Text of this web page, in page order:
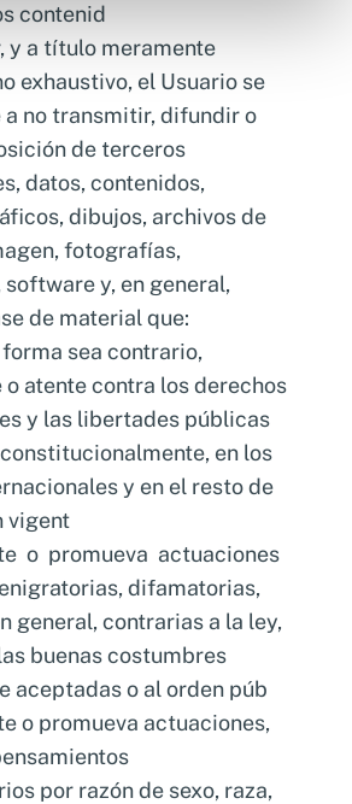
contenid
y a título meramente
exhaustivo, el Usuario se
no transmitir, difundir o
de terceros
datos, contenidos,
dibujos, archivos de
fotografías,
y, en general,
de material que:
sea contrario,
atente contra los derechos
y las libertades públicas
en los
y en el resto de
vigent
o promueva actuaciones
difamatorias,
general, contrarias a la ley,
buenas costumbres
aceptadas o al orden púb
o promueva actuaciones,
por razón de sexo, raza,